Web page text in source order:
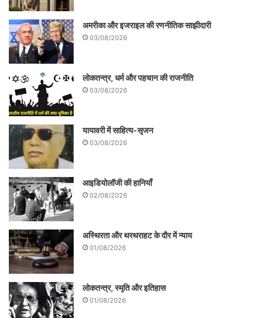
परस्पर टकराने वाले समूहों को जोड़ने की कोशिश
करते हैं तो हमें कई तरह की प्रतिरोधी शक्तियों का
मुकाबला करना होता है। सबसे ज्यादा विरोध उन
लोगों की तरफ से होता है जो विभाजित समाज में ही
अपने हितों की रक्षा देखते हैं। इसके बावजूद यदि हमें
दुनिया में एक आर्थिक और सामाजिक शक्ति के रूप में
अस्तित्व पाना है तो इस विभाजनकारी मानसिकता को
त्यागना ही एकमात्र विकल्प है।
लेखक वरिष्ठ पत्रकार हैं|
अमरीका और इजराइल की रणनीतिक साझीदारी
03/08/2026
लोकतन्त्र, धर्म और पहचान की राजनीति
03/08/2026
यायावरी में साहित्य-सृजन
03/08/2026
आइडियोलॉजी की हानियाँ
02/08/2026
अस्थिरता और थरथराहट के दौर में न्याय
01/08/2026
लोकतन्त्र, स्मृति और इतिहास
01/08/2026